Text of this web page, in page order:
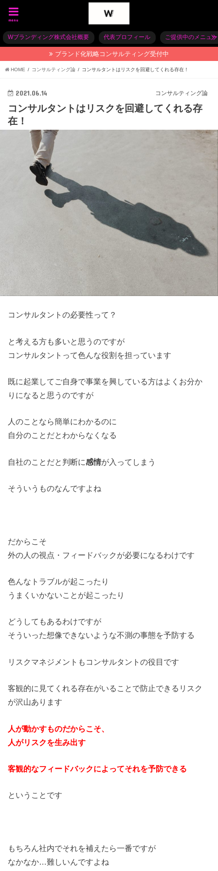
menu
Wブランディング株式会社概要 代表プロフィール ご提供中のメニュー
ブランド化戦略コンサルティング受付中
HOME コンサルティング論 コンサルタントはリスクを回避してくれる存在！
コンサルティング論
2021.06.14
コンサルタントはリスクを回避してくれる存
在！
コンサルタントの必要性って？
と考える方も多いと思うのですが
コンサルタントって色んな役割を担っています
既に起業してご自身で事業を興している方はよくお分か
りになると思うのですが
人のことなら簡単にわかるのに
自分のことだとわからなくなる
自社のことだと判断に感情が入ってしまう
そういうものなんですよね
だからこそ
外の人の視点・フィードバックが必要になるわけです
色んなトラブルが起こったり
うまくいかないことが起こったり
どうしてもあるわけですが
そういった想像できないような不測の事態を予防する
リスクマネジメントもコンサルタントの役目です
客観的に見てくれる存在がいることで防止できるリスク
が沢山あります
人が動かすものだからこそ、
人がリスクを生み出す
客観的なフィードバックによってそれを予防できる
ということです
もちろん社内でそれを補えたら一番ですが
なかなか…難しいんですよね